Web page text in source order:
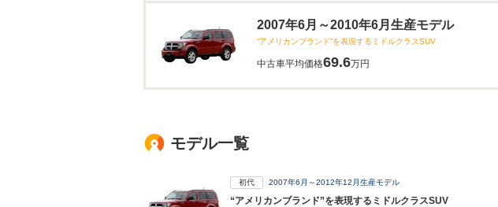
2007年6月～2010年6月生産モデル
“アメリカンブランド”を表現するミドルクラスSUV
中古車平均価格69.6万円
モデル一覧
初代 2007年6月～2012年12月生産モデル
“アメリカンブランド”を表現するミドルクラスSUV